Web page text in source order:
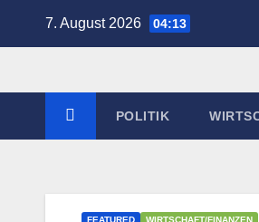
7. August 2026 04:13
POLITIK
FEATURED WIRTSCHAFT/FINANZEN